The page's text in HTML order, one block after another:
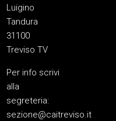
Luigino
Tandura
31100
Treviso TV
Per info scrivi
alla
segreteria:
sezione@caitreviso.it